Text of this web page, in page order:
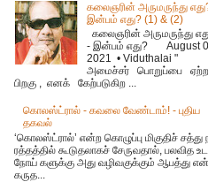
கலைஞரின் அருமருந்து
இன்பம் எது? (1) & (2)
கலைஞரின் அருமருந்து
- இன்பம் எது? August
2021 • Viduthalai "
அமைச்சர் பொறுப்பை ஏற்ற
பிறகு , எனக் கேற்படுகிற ...
கொலஸ்ட்ரால் - கவலை வேண்டாம்! - புதிய
தகவல்
‘கொலஸ்ட்ரால்’ என்ற கொழுப்பு மிகுதிச் சத்து
ரத்தத்தில் கூடுதலாகச் சேருவதால், பலவித
நோய் களுக்கு அது வழிவகுக்கும் ஆபத்து
கருத...